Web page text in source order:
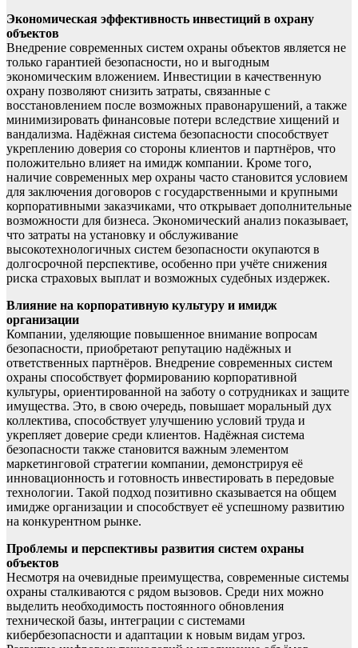
Экономическая эффективность инвестиций в охрану
объектов
Внедрение современных систем охраны объектов является не
только гарантией безопасности, но и выгодным
экономическим вложением. Инвестиции в качественную
охрану позволяют снизить затраты, связанные с
восстановлением после возможных правонарушений, а также
минимизировать финансовые потери вследствие хищений и
вандализма. Надёжная система безопасности способствует
укреплению доверия со стороны клиентов и партнёров, что
положительно влияет на имидж компании. Кроме того,
наличие современных мер охраны часто становится условием
для заключения договоров с государственными и крупными
корпоративными заказчиками, что открывает дополнительные
возможности для бизнеса. Экономический анализ показывает,
что затраты на установку и обслуживание
высокотехнологичных систем безопасности окупаются в
долгосрочной перспективе, особенно при учёте снижения
риска страховых выплат и возможных судебных издержек.
Влияние на корпоративную культуру и имидж
организации
Компании, уделяющие повышенное внимание вопросам
безопасности, приобретают репутацию надёжных и
ответственных партнёров. Внедрение современных систем
охраны способствует формированию корпоративной
культуры, ориентированной на заботу о сотрудниках и защите
имущества. Это, в свою очередь, повышает моральный дух
коллектива, способствует улучшению условий труда и
укрепляет доверие среди клиентов. Надёжная система
безопасности также становится важным элементом
маркетинговой стратегии компании, демонстрируя её
инновационность и готовность инвестировать в передовые
технологии. Такой подход позитивно сказывается на общем
имидже организации и способствует её успешному развитию
на конкурентном рынке.
Проблемы и перспективы развития систем охраны
объектов
Несмотря на очевидные преимущества, современные системы
охраны сталкиваются с рядом вызовов. Среди них можно
выделить необходимость постоянного обновления
технической базы, интеграции с системами
кибербезопасности и адаптации к новым видам угроз.